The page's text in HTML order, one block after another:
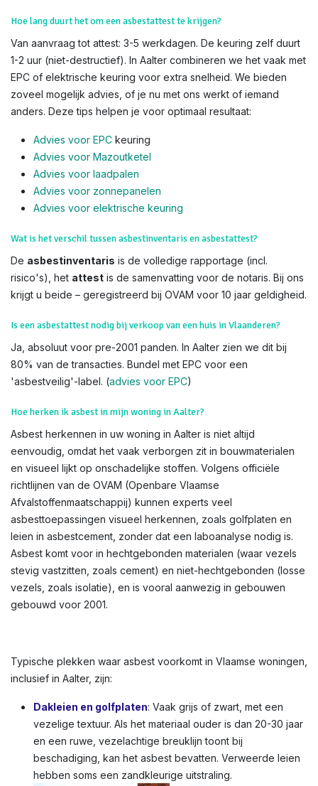
Hoe lang duurt het om een asbestattest te krijgen?
Van aanvraag tot attest: 3-5 werkdagen. De keuring zelf duurt
1-2 uur (niet-destructief). In Aalter combineren we het vaak met
EPC of elektrische keuring voor extra snelheid. We bieden
zoveel mogelijk advies, of je nu met ons werkt of iemand
anders. Deze tips helpen je voor optimaal resultaat:
Advies voor EPC keuring
Advies voor Mazoutketel
Advies voor laadpalen
Advies voor zonnepanelen
Advies voor elektrische keuring
Wat is het verschil tussen asbestinventaris en asbestattest?
De asbestinventaris is de volledige rapportage (incl.
risico's), het attest is de samenvatting voor de notaris. Bij ons
krijgt u beide – geregistreerd bij OVAM voor 10 jaar geldigheid.
Is een asbestattest nodig bij verkoop van een huis in Vlaanderen?
Ja, absoluut voor pre-2001 panden. In Aalter zien we dit bij
80% van de transacties. Bundel met EPC voor een
'asbestveilig'-label. (advies voor EPC)
Hoe herken ik asbest in mijn woning in Aalter?
Asbest herkennen in uw woning in Aalter is niet altijd
eenvoudig, omdat het vaak verborgen zit in bouwmaterialen
en visueel lijkt op onschadelijke stoffen. Volgens officiële
richtlijnen van de OVAM (Openbare Vlaamse
Afvalstoffenmaatschappij) kunnen experts veel
asbesttoepassingen visueel herkennen, zoals golfplaten en
leien in asbestcement, zonder dat een laboanalyse nodig is.
Asbest komt voor in hechtgebonden materialen (waar vezels
stevig vastzitten, zoals cement) en niet-hechtgebonden (losse
vezels, zoals isolatie), en is vooral aanwezig in gebouwen
gebouwd voor 2001.
Typische plekken waar asbest voorkomt in Vlaamse woningen,
inclusief in Aalter, zijn:
Dakleien en golfplaten: Vaak grijs of zwart, met een
vezelige textuur. Als het materiaal ouder is dan 20-30 jaar
en een ruwe, vezelachtige breuklijn toont bij
beschadiging, kan het asbest bevatten. Verweerde leien
hebben soms een zandkleurige uitstraling.